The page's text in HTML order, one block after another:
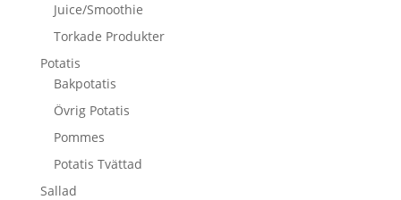
Juice/Smoothie
Torkade Produkter
Potatis
Bakpotatis
Övrig Potatis
Pommes
Potatis Tvättad
Sallad